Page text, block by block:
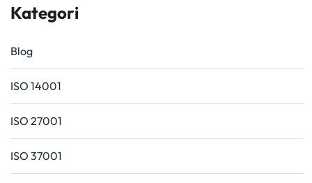
Kategori
Blog
ISO 14001
ISO 27001
ISO 37001